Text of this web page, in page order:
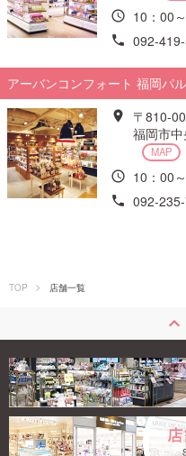
10：00
092-
アーバンコンフォート 福岡パ
〒810-
福岡市
MAP
10：00
092-
TOP 店舗一覧
keyboard_arrow_up